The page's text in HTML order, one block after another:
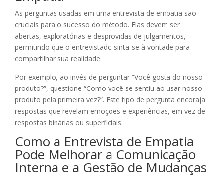
As perguntas usadas em uma entrevista de empatia são
cruciais para o sucesso do método. Elas devem ser
abertas, exploratórias e desprovidas de julgamentos,
permitindo que o entrevistado sinta-se à vontade para
compartilhar sua realidade.
Por exemplo, ao invés de perguntar “Você gosta do nosso
produto?”, questione “Como você se sentiu ao usar nosso
produto pela primeira vez?”. Este tipo de pergunta encoraja
respostas que revelam emoções e experiências, em vez de
respostas binárias ou superficiais.
Como a Entrevista de Empatia
Pode Melhorar a Comunicação
Interna e a Gestão de Mudanças